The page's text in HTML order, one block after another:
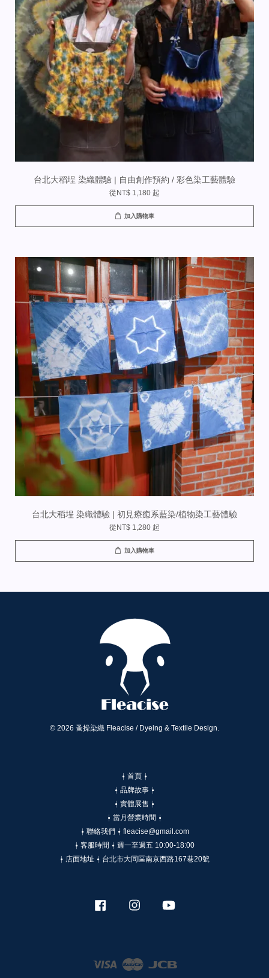
台北大稻埕 染織體驗 | 自由創作預約 / 彩色染工藝體驗
從NT$ 1,180 起
加入購物車
台北大稻埕 染織體驗 | 初見療癒系藍染/植物染工藝體驗
從NT$ 1,280 起
加入購物車
© 2026 蚤操染織 Fleacise / Dyeing & Textile Design.
⍿ 首頁 ⍿
⍿ 品牌故事 ⍿
⍿ 實體展售 ⍿
⍿ 當月營業時間 ⍿
⍿ 聯絡我們 ⍿ fleacise@gmail.com
⍿ 客服時間 ⍿ 週一至週五 10:00-18:00
⍿ 店面地址 ⍿ 台北市大同區南京西路167巷20號
Facebook Instagram
Visa Master